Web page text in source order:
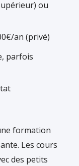
ou
an (privé)
parfois
formation
Les cours
des petits